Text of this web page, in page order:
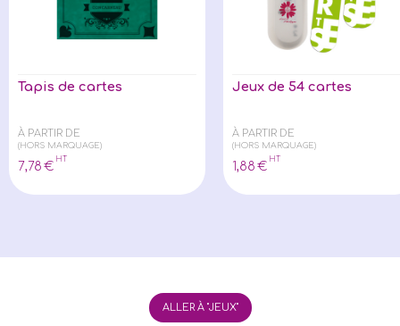
Tapis de cartes
À PARTIR DE
(HORS MARQUAGE)
7,78 €
HT
Jeux de 54 cartes
À PARTIR DE
(HORS MARQUAGE)
1,88 €
HT
ALLER À "JEUX"